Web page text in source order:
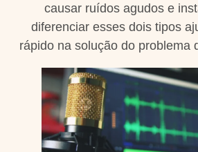
causar ruídos agudos e
diferenciar esses dois tipos
rápido na solução do problema